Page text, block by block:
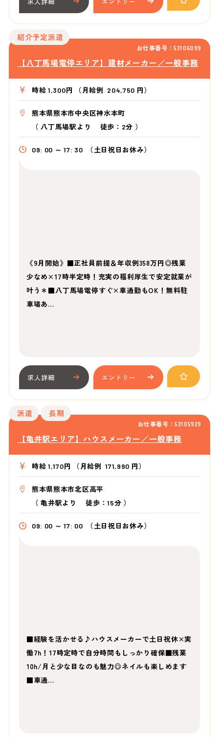
お仕事番号：53106099
紹介予定派遣
【八丁馬場電停エリア】建材メーカー／一般事務
時給 1,300円 （月給例 204,750 円）
熊本県熊本市中央区神水本町
（八丁馬場駅より 徒歩：2分 ）
09: 00 ～ 17: 30 （土日祝日お休み）
《9月開始》■正社員前提＆年収例358万円◎残業
少なめ×17時半定時！充実の福利厚生で安定就業が
叶う＊■八丁馬場電停すぐ×車通勤もOK！無料駐
車場あ…
求人詳細 エントリー
お仕事番号：53105929
派遣 長期
【亀井駅エリア】ハウスメーカー／一般事務
時給 1,170円 （月給例 171,990 円）
熊本県熊本市北区高平
（亀井駅より徒歩：15分 ）
09: 00 ～ 17: 00 （土日祝日お休み）
■経験を活かせる♪ハウスメーカーで土日祝休×実
働7h！17時定時で自分時間もしっかり確保■残業
10h/月と少な目なのも魅力◎ネイルも楽しめます
■車通…